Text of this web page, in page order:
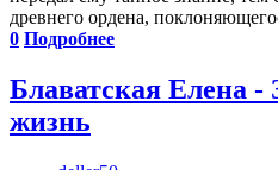
древнего ордена,
0 Подробнее
Блаватская Елена -
жизнь